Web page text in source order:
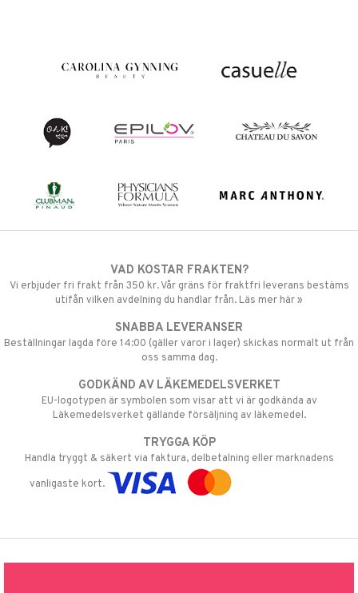
VAD KOSTAR FRAKTEN?
Vi erbjuder fri frakt från 350 kr. Vår gräns för fraktfri leverans bestäms
utifån vilken avdelning du handlar från. Läs mer här »
SNABBA LEVERANSER
Beställningar lagda före 14:00 (gäller varor i lager) skickas normalt ut från
oss samma dag.
GODKÄND AV LÄKEMEDELSVERKET
EU-logotypen är symbolen som visar att vi är godkända av
Läkemedelsverket gällande försäljning av läkemedel.
TRYGGA KÖP
Handla tryggt & säkert via faktura, delbetalning eller marknadens
vanligaste kort.